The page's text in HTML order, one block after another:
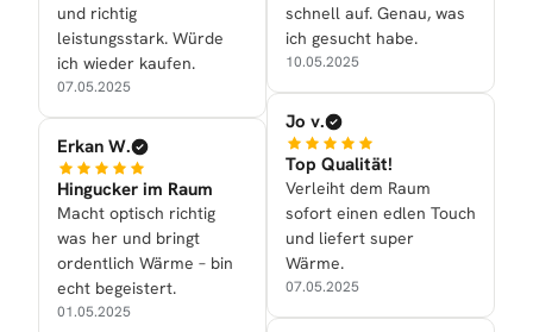
und richtig
leistungsstark. Würde
ich wieder kaufen.
07.05.2025
Erkan W.
Hingucker im Raum
Macht optisch richtig
was her und bringt
ordentlich Wärme – bin
echt begeistert.
01.05.2025
schnell auf. Genau, was
ich gesucht habe.
10.05.2025
Jo v.
Top Qualität!
Verleiht dem Raum
sofort einen edlen Touch
und liefert super
Wärme.
07.05.2025